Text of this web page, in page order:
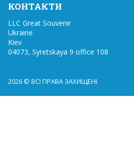
КОНТАКТИ
LLC Great Souvenir
Ukraine
Kiev
04073, Syretskaya 9 office 108
2026 © ВСІ ПРАВА ЗАХИЩЕНІ.